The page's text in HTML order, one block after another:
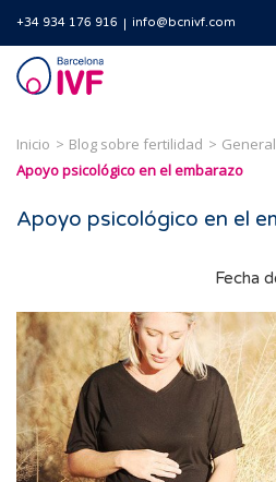
+34 934 176 916 info@bcnivf.com
Barcelona
IVF
Inicio Blog sobre fertilidad
General
Apoyo psicológico en el embarazo
Apoyo psicológico en el
Fecha